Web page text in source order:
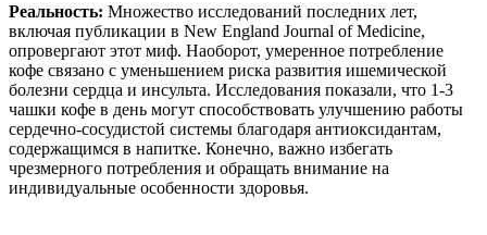
Реальность: Множество исследований последних лет,
включая публикации в New England Journal of Medicine,
опровергают этот миф. Наоборот, умеренное потребление
кофе связано с уменьшением риска развития ишемической
болезни сердца и инсульта. Исследования показали, что 1-3
чашки кофе в день могут способствовать улучшению работы
сердечно-сосудистой системы благодаря антиоксидантам,
содержащимся в напитке. Конечно, важно избегать
чрезмерного потребления и обращать внимание на
индивидуальные особенности здоровья.